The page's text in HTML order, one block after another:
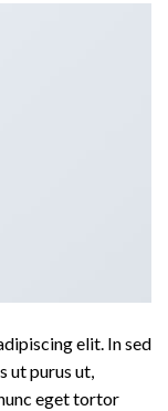
elit. In sed
ut purus ut,
eget tortor